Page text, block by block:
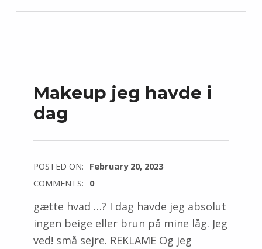
Makeup jeg havde i
dag
POSTED ON: February 20, 2023
COMMENTS: 0
gætte hvad …? I dag havde jeg absolut
ingen beige eller brun på mine låg. Jeg
ved! små sejre. REKLAME Og jeg